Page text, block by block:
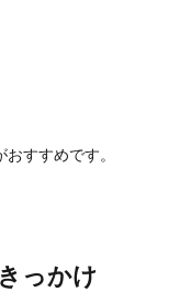
すすめです。
っかけ